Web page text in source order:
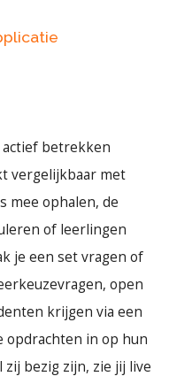
betrekken
vergelijkbaar met
mee ophalen, de
of leerlingen
je een set vragen of
open
krijgen via een
opdrachten in op hun
bezig zijn, zie jij live